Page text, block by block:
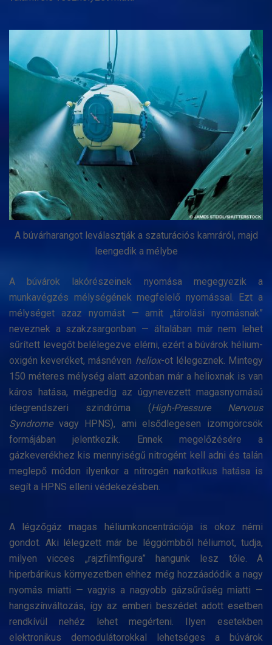
A búvárharangot leválasztják a szaturációs kamráról, majd
leengedik a mélybe
A búvárok lakórészeinek nyomása megegyezik a
munkavégzés mélységének megfelelő nyomással. Ezt a
mélységet azaz nyomást — amit „tárolási nyomásnak”
neveznek a szakzsargonban — általában már nem lehet
sűrített levegőt belélegezve elérni, ezért a búvárok hélium-
oxigén keveréket, másnéven heliox-ot lélegeznek. Mintegy
150 méteres mélység alatt azonban már a helioxnak is van
káros hatása, mégpedig az úgynevezett magasnyomású
idegrendszeri szindróma (High-Pressure Nervous
Syndromevagy HPNS), ami elsődlegesen izomgörcsök
formájában jelentkezik. Ennek megelőzésére a
gázkeverékhez kis mennyiségű nitrogént kell adni és talán
meglepő módon ilyenkor a nitrogén narkotikus hatása is
segít a HPNS elleni védekezésben.
A légzőgáz magas héliumkoncentrációja is okoz némi
gondot. Aki lélegzett már be léggömbből héliumot, tudja,
milyen vicces „rajzfilmfigura” hangunk lesz tőle. A
hiperbárikus környezetben ehhez még hozzáadódik a nagy
nyomás miatti — vagyis a nagyobb gázsűrűség miatti —
hangszínváltozás, így az emberi beszédet adott esetben
rendkívül nehéz lehet megérteni. Ilyen esetekben
elektronikus demodulátorokkal lehetséges a búvárok